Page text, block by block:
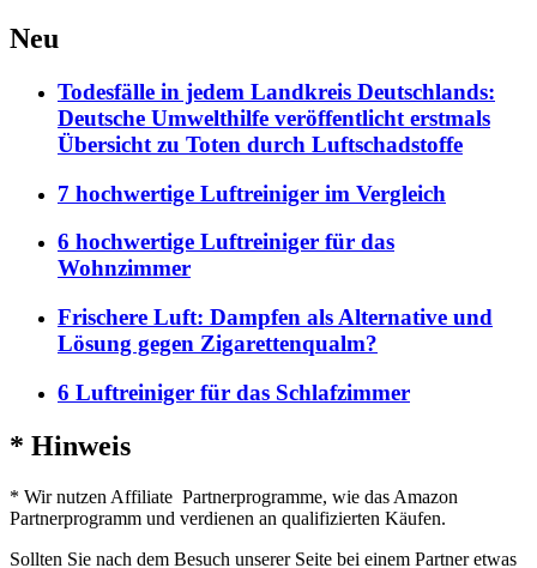
Neu
Todesfälle in jedem Landkreis Deutschlands:
Deutsche Umwelthilfe veröffentlicht erstmals
Übersicht zu Toten durch Luftschadstoffe
7 hochwertige Luftreiniger im Vergleich
6 hochwertige Luftreiniger für das
Wohnzimmer
Frischere Luft: Dampfen als Alternative und
Lösung gegen Zigarettenqualm?
6 Luftreiniger für das Schlafzimmer
* Hinweis
* Wir nutzen Affiliate Partnerprogramme, wie das Amazon
Partnerprogramm und verdienen an qualifizierten Käufen.
Sollten Sie nach dem Besuch unserer Seite bei einem Partner etwas